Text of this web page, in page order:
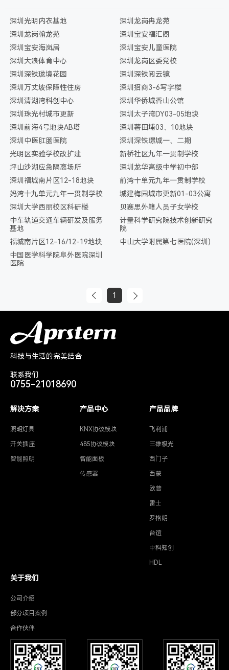
深圳光明内衣基地
深圳龙岗冉龙苑
深圳龙岗翰龙苑
深圳宝安福汇阁
深圳宝安海岚居
深圳宝安儿童医院
深圳大浪体育中心
深圳龙岗区委党校
深圳深铁珑境花园
深圳深铁阅云镜
深圳万丈坡保障性住房
深圳招商3-6写字楼
深圳清湖湾科创中心
深圳华侨城香山公馆
深圳珠光村城市更新
深圳太子湾DY03-05地块
深圳前海4号地块AB塔
深圳薯田埔03、10地块
深圳中医肛肠医院
深圳深铁璟城一、二期
光明区实验学校改扩建
新桥社区九年一贯制学校
坪山沙湖应急隔离场所
深圳龙华高级中学初中部
深圳福城南片区12-18地块
前湾十单元九年一贯制学校
妈湾十九单元九年一贯制学校
城建梅园城市更新01-03公寓
深圳大学西丽校区科研楼
贝赛思外籍人员子女学校
中车轨道交通车辆研发及服务
基地
计量科学研究院技术创新研究
院
福城南片区12-16/12-19地块
中山大学附属第七医院(深圳)
中国医学科学院阜外医院深圳
医院
1
科技与生活的完美结合
联系我们
0755-21018690
解决方案
照明灯具
开关插座
智能照明
产品中心
KNX协议模块
485协议模块
智能面板
传感器
产品品牌
飞利浦
三雄极光
西门子
西蒙
欧普
雷士
罗格朗
台谊
中科知创
HDL
关于我们
公司介绍
部分项目案例
合作伙伴